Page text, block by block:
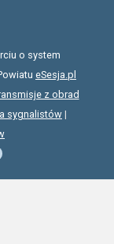
o system
eSesja.pl
z obrad
sygnalistów|